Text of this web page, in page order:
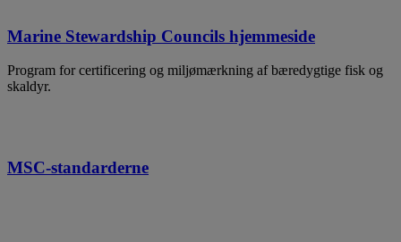
Marine Stewardship Councils hjemmeside
Program for certificering og miljømærkning af bæredygtige fisk og
skaldyr.
MSC-standarderne